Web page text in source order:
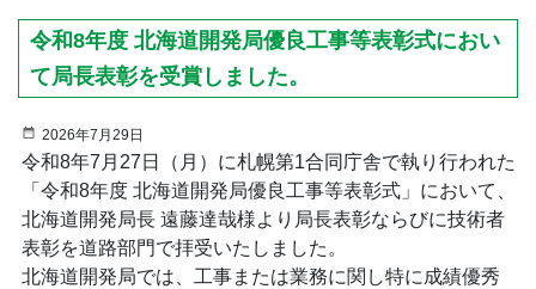
令和8年度 北海道開発局優良工事等表彰式におい
て局長表彰を受賞しました。
2026年7月29日
令和8年7月27日（月）に札幌第1合同庁舎で執り行われた
「令和8年度 北海道開発局優良工事等表彰式」において、
北海道開発局長 遠藤達哉様より局長表彰ならびに技術者
表彰を道路部門で拝受いたしました。
北海道開発局では、工事または業務に関し特に成績優秀